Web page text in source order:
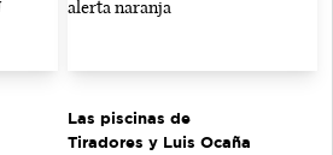
Las piscinas de
Tiradores y Luis Ocaña